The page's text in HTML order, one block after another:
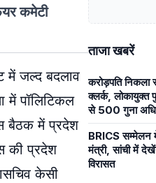
कमेटी
में जल्द बदलाव
में पॉलिटिकल
बैठक में प्रदेश
की प्रदेश
केसी
ताजा खबरें
करोड़पति निकला
क्लर्क,
से 500 गुना
BRICS
मंत्री, सांची में
विरासत